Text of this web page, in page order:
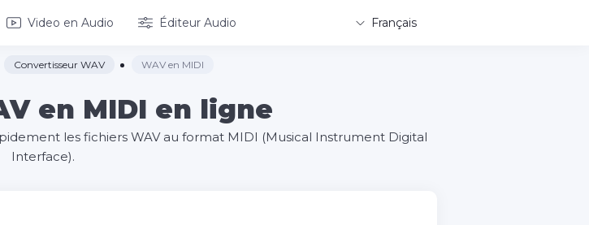
Video en Audio Éditeur Audio Français
Convertisseur WAV WAV en MIDI
en MIDI en ligne
les fichiers WAV au format MIDI (Musical Instrument Digital
Interface).